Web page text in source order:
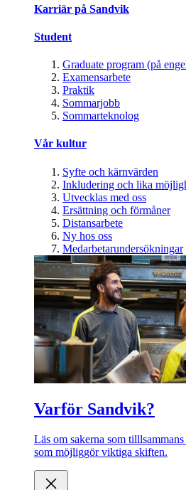
Karriär på Sandvik
Student
Graduate program (på
Examensarbete
Praktik
Sommarjobb
Sommarteknolog
Vår kultur
Syfte och kärnvärden
Inkludering och lika
Utvecklas med oss
Ersättning och förmåner
Distansarbete
Ny hos oss
Medarbetarundersökningar
Varför Sandvik?
Läs om sakerna som
som möjliggör viktiga skiften.